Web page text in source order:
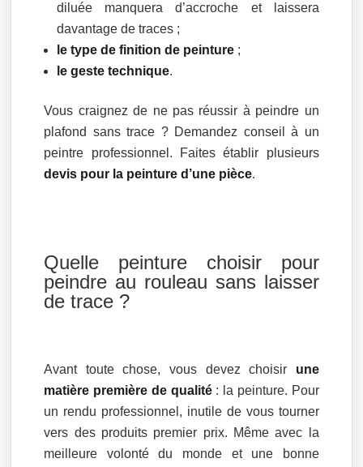
diluée manquera d’accroche et laissera
davantage de traces ;
le type de finition de peinture ;
le geste technique.
Vous craignez de ne pas réussir à peindre un
plafond sans trace ? Demandez conseil à un
peintre professionnel. Faites établir plusieurs
devis pour la peinture d’une pièce.
Quelle peinture choisir pour
peindre au rouleau sans laisser
de trace ?
Avant toute chose, vous devez choisir une
matière première de qualité: la peinture. Pour
un rendu professionnel, inutile de vous tourner
vers des produits premier prix. Même avec la
meilleure volonté du monde et une bonne